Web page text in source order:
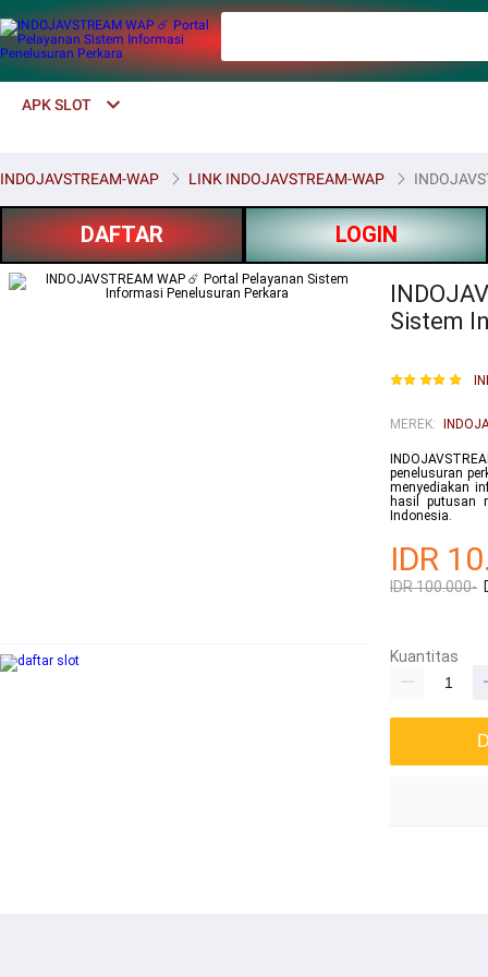
APK SLOT
INDOJAVSTREAM-WAP LINK INDOJAVSTREAM-WAP
DAFTAR LOGIN
Sistem
MEREK:
penelusuran
menyediakan
hasil putusan
Indonesia.
IDR
IDR 100.000-
Kuantitas